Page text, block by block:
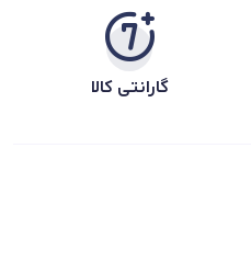
گارانتی کالا